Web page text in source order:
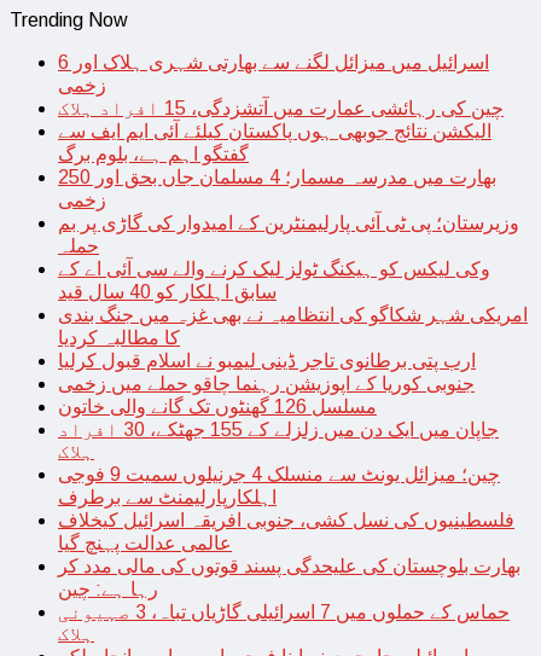
Trending Now
اسرائیل میں میزائل لگنے سے بھارتی شہری ہلاک اور 6
زخمی
چین کی رہائشی عمارت میں آتشزدگی، 15 افراد ہلاک
الیکشن نتائج جوبھی ہوں پاکستان کیلئے آئی ایم ایف سے
گفتگو اہم ہے، بلوم برگ
بھارت میں مدرسہ مسمار؛ 4 مسلمان جاں بحق اور 250
زخمی
وزیرستان؛ پی ٹی آئی پارلیمنٹرین کے امیدوار کی گاڑی پر بم
حملہ
وکی لیکس کو ہیکنگ ٹولز لیک کرنے والے سی آئی اے کے
سابق اہلکار کو 40 سال قید
امریکی شہر شکاگو کی انتظامیہ نے بھی غزہ میں جنگ بندی
کا مطالبہ کردیا
ارب پتی برطانوی تاجر ڈینی لیمبو نے اسلام قبول کرلیا
جنوبی کوریا کے اپوزیشن رہنما چاقو حملے میں زخمی
مسلسل 126 گھنٹوں تک گانے والی خاتون
جاپان میں ایک دن میں زلزلے کے 155 جھٹکے، 30 افراد
ہلاک
چین؛ میزائل یونٹ سے منسلک 4 جرنیلوں سمیت 9 فوجی
اہلکارپارلیمنٹ سے برطرف
فلسطینیوں کی نسل کشی، جنوبی افریقہ اسرائیل کیخلاف
عالمی عدالت پہنچ گیا
بھارت بلوچستان کی علیحدگی پسند قوتوں کی مالی مدد کر
رہا ہے: چین
حماس کے حملوں میں 7 اسرائیلی گاڑیاں تباہ، 3 صہیونی
ہلاک